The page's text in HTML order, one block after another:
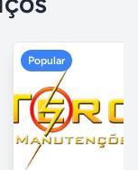
Popular